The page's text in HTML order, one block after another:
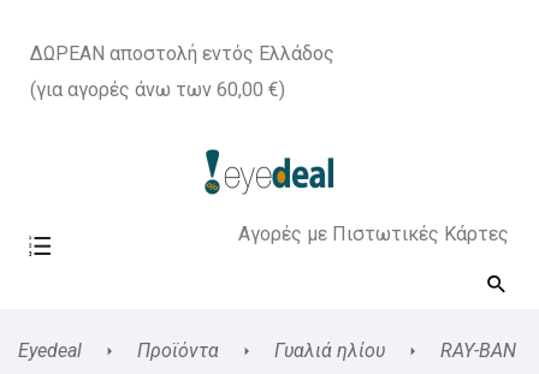
ΔΩΡΕΑΝ αποστολή εντός Ελλάδος
(για αγορές άνω των 60,00 €)
Αγορές με Πιστωτικές Κάρτες
Eyedeal Προϊόντα Γυαλιά ηλίου
RAY-BAN